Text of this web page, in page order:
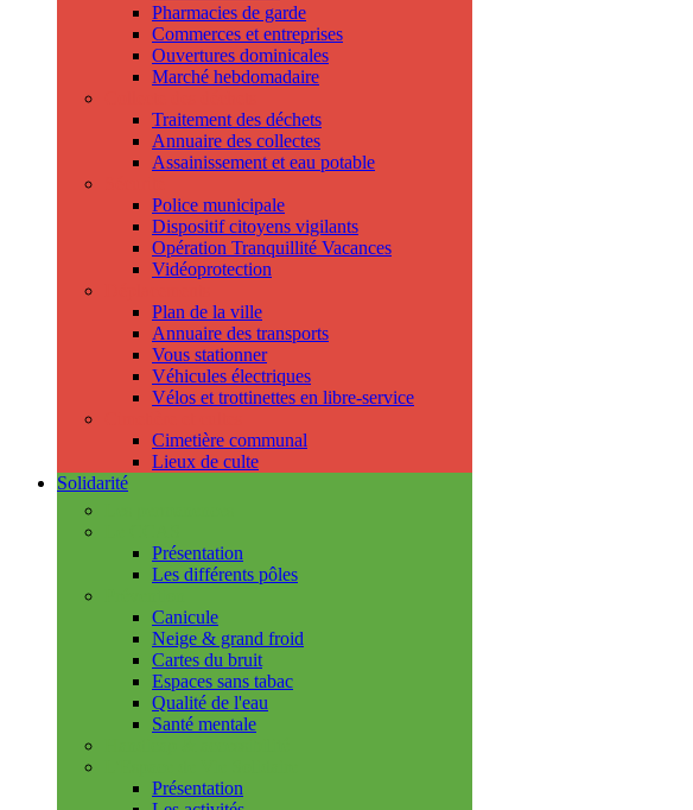
Pharmacies de garde
Commerces et entreprises
Ouvertures dominicales
Marché hebdomadaire
Traitement des déchets
Annuaire des collectes
Assainissement et eau potable
Police municipale
Dispositif citoyens vigilants
Opération Tranquillité Vacances
Vidéoprotection
Plan de la ville
Annuaire des transports
Vous stationner
Véhicules électriques
Vélos et trottinettes en libre-service
Cimetière communal
Lieux de culte
Solidarité
Présentation
Les différents pôles
Canicule
Neige & grand froid
Cartes du bruit
Espaces sans tabac
Qualité de l'eau
Santé mentale
Présentation